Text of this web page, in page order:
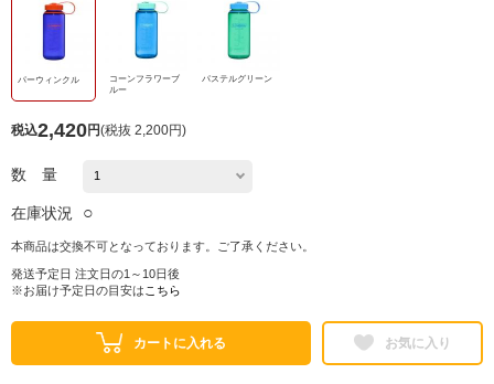
パーウィンクル
コーンフラワーブ
ルー
パステルグリーン
税込2,420円(税抜 2,200円)
数 量
在庫状況 ○
本商品は交換不可となっております。ご了承ください。
発送予定日 注文日の1～10日後
※お届け予定日の目安は こちら
カートに入れる お気に入り